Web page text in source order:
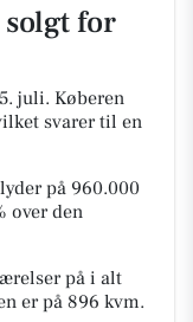
for
juli. Køberen
svarer til en
på 960.000
over den
på i alt
er på 896 kvm.